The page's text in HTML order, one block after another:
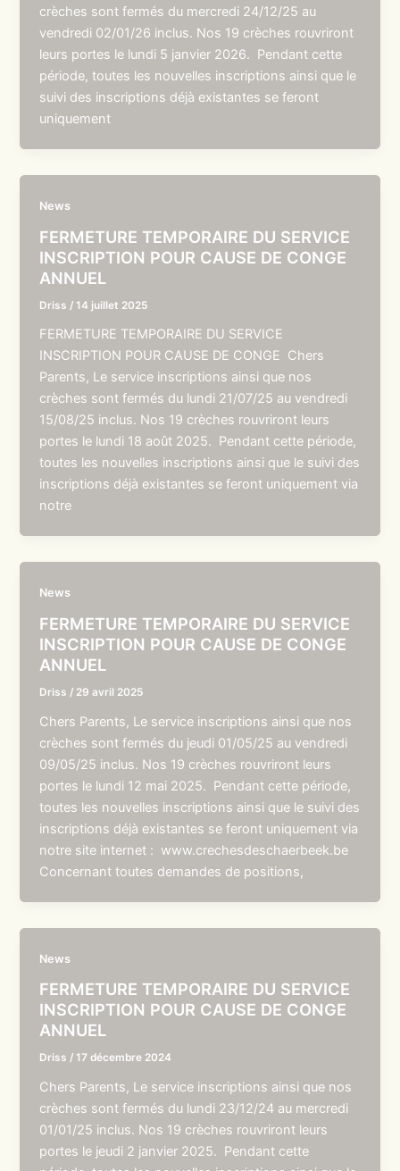
crèches sont fermés du mercredi 24/12/25 au
vendredi 02/01/26 inclus. Nos 19 crèches rouvriront
leurs portes le lundi 5 janvier 2026. Pendant cette
période, toutes les nouvelles inscriptions ainsi que le
suivi des inscriptions déjà existantes se feront
uniquement
News
FERMETURE TEMPORAIRE DU SERVICE
INSCRIPTION POUR CAUSE DE CONGE
ANNUEL
Driss /14 juillet 2025
FERMETURE TEMPORAIRE DU SERVICE
INSCRIPTION POUR CAUSE DE CONGE Chers
Parents, Le service inscriptions ainsi que nos
crèches sont fermés du lundi 21/07/25 au vendredi
15/08/25 inclus. Nos 19 crèches rouvriront leurs
portes le lundi 18 août 2025. Pendant cette période,
toutes les nouvelles inscriptions ainsi que le suivi des
inscriptions déjà existantes se feront uniquement via
notre
News
FERMETURE TEMPORAIRE DU SERVICE
INSCRIPTION POUR CAUSE DE CONGE
ANNUEL
Driss / 29 avril 2025
Chers Parents, Le service inscriptions ainsi que nos
crèches sont fermés du jeudi 01/05/25 au vendredi
09/05/25 inclus. Nos 19 crèches rouvriront leurs
portes le lundi 12 mai 2025. Pendant cette période,
toutes les nouvelles inscriptions ainsi que le suivi des
inscriptions déjà existantes se feront uniquement via
notre site internet : www.crechesdeschaerbeek.be
Concernant toutes demandes de positions,
News
FERMETURE TEMPORAIRE DU SERVICE
INSCRIPTION POUR CAUSE DE CONGE
ANNUEL
Driss /17 décembre 2024
Chers Parents, Le service inscriptions ainsi que nos
crèches sont fermés du lundi 23/12/24 au mercredi
01/01/25 inclus. Nos 19 crèches rouvriront leurs
portes le jeudi 2 janvier 2025. Pendant cette